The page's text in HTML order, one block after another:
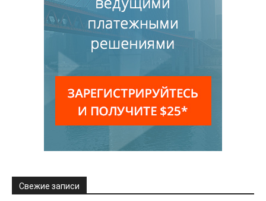
Свежие записи